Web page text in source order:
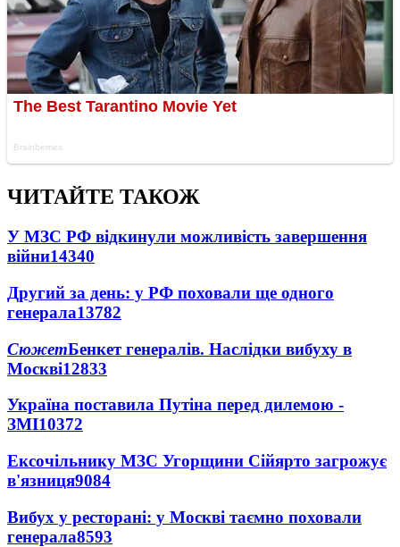
ЧИТАЙТЕ ТАКОЖ
У МЗС РФ відкинули можливість завершення
війни14340
Другий за день: у РФ поховали ще одного
генерала13782
СюжетБенкет генералів. Наслідки вибуху в
Москві12833
Україна поставила Путіна перед дилемою -
ЗМІ10372
Ексочільнику МЗС Угорщини Сійярто загрожує
в'язниця9084
Вибух у ресторані: у Москві таємно поховали
генерала8593